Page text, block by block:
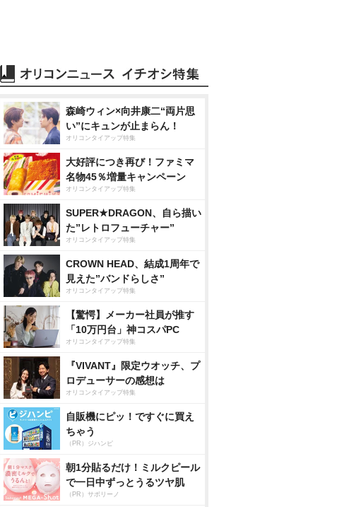
森崎ウィン×向井康二“両片思
い”にキュンが止まらん！
オリコンタイアップ特集
大好評につき再び！ファミマ
名物45％増量キャンペーン
オリコンタイアップ特集
SUPER★DRAGON、自ら描い
た”レトロフューチャー”
オリコンタイアップ特集
CROWN HEAD、結成1周年で
見えた”バンドらしさ”
オリコンタイアップ特集
【驚愕】メーカー社員が推す
「10万円台」神コスパPC
オリコンタイアップ特集
『VIVANT』限定ウオッチ、プ
ロデューサーの感想は
オリコンタイアップ特集
自販機にピッ！ですぐに買え
ちゃう
（PR）ジハンピ
朝1分貼るだけ！ミルクピール
で一日中ずっとうるツヤ肌
（PR）サボリーノ